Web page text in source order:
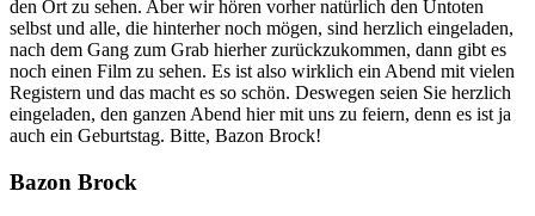
den Ort zu sehen. Aber wir hören vorher natürlich den Untoten
selbst und alle, die hinterher noch mögen, sind herzlich eingeladen,
nach dem Gang zum Grab hierher zurückzukommen, dann gibt es
noch einen Film zu sehen. Es ist also wirklich ein Abend mit vielen
Registern und das macht es so schön. Deswegen seien Sie herzlich
eingeladen, den ganzen Abend hier mit uns zu feiern, denn es ist ja
auch ein Geburtstag. Bitte, Bazon Brock!
Bazon Brock